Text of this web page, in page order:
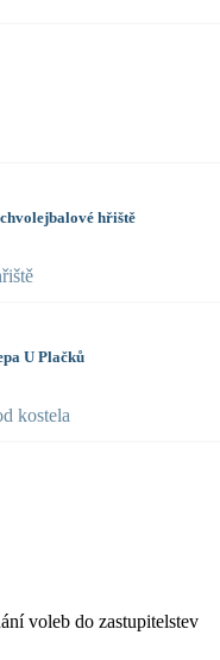
hřiště
U Plačků
kostela
voleb do zastupitelstev